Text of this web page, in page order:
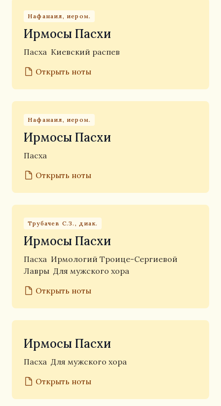
Нафанаил, иером.
Ирмосы Пасхи
Пасха Киевский распев
Открыть ноты
Нафанаил, иером.
Ирмосы Пасхи
Пасха
Открыть ноты
Трубачев С.З., диак.
Ирмосы Пасхи
Пасха Ирмологий Троице-Сергиевой
Лавры Для мужского хора
Открыть ноты
Ирмосы Пасхи
Пасха Для мужского хора
Открыть ноты